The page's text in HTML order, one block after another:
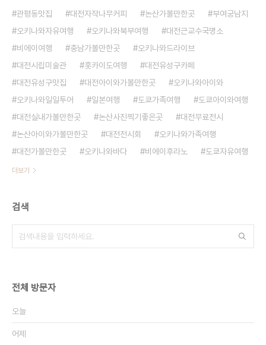
관평동맛집 대전자작나무커피 논산가볼만한곳
부여궁남지
오키나와자유여행
오키나와북부여행
대전근교수국명소
비에이여행
충남가볼만한곳
오키나와드라이브
대전시립미술관
홋카이도여행
대전유성구카페
대전유성구맛집
대전아이와가볼만한곳
오키나와아이와
오키나와일일투어
일본여행 도쿄가족여행
도쿄아이와여행
대전실내가볼만한곳
논산사진찍기좋은곳
대전무료전시
논산아이와가볼만한곳
대전전시회
오키나와가족여행
대전가볼만한곳
오키나와바다 비에이후라노 도쿄자유여행
더보기
검색
전체 방문자
오늘
어제